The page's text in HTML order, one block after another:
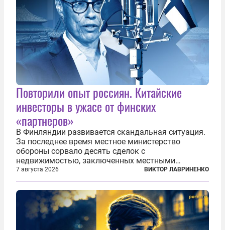
Повторили опыт россиян. Китайские
инвесторы в ужасе от финских
«партнеров»
В Финляндии развивается скандальная ситуация.
За последнее время местное министерство
обороны сорвало десять сделок с
недвижимостью, заключенных местными
фирмами с китайским капиталом. Чиновники
заявили, что они могли заключаться с целью
создания в Финляндии шпионской сети, чтобы
следить за...
7 августа 2026 ВИКТОР ЛАВРИНЕНКО